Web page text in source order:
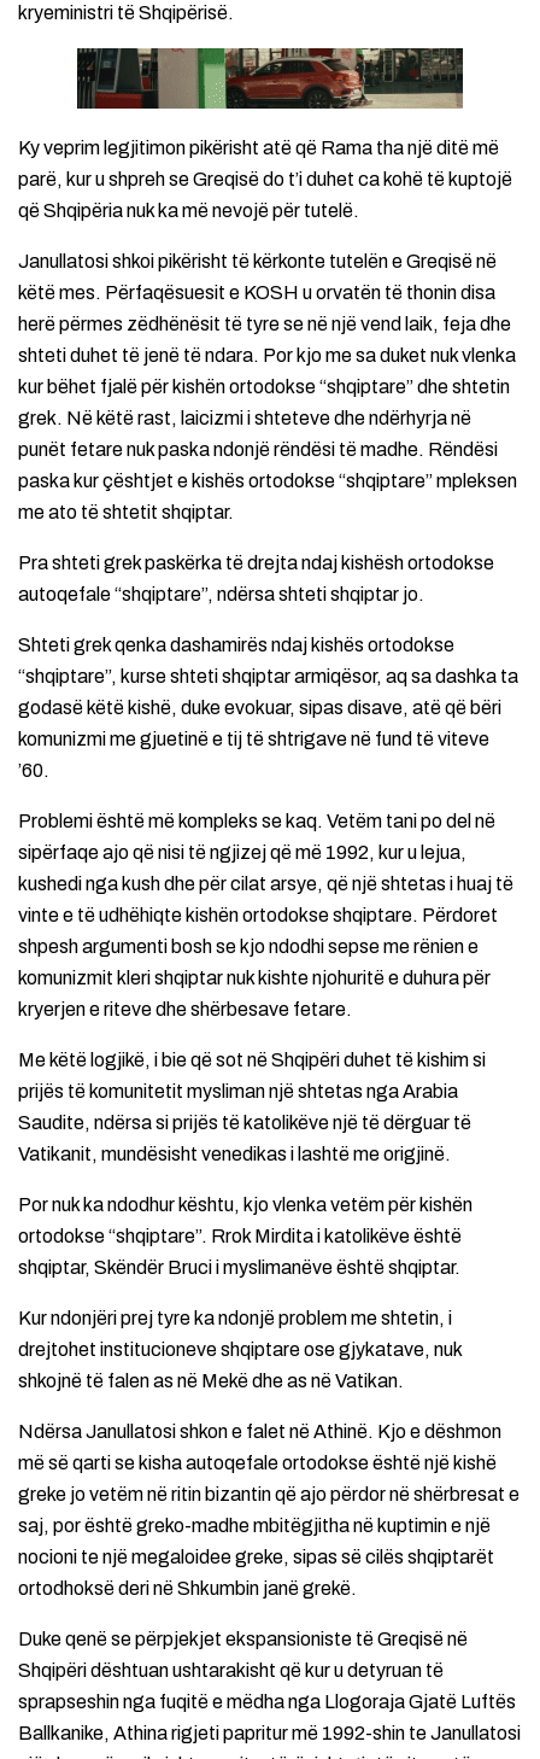
kryeministri të Shqipërisë.
Ky veprim legjitimon pikërisht atë që Rama tha një ditë më
parë, kur u shpreh se Greqisë do t’i duhet ca kohë të kuptojë
që Shqipëria nuk ka më nevojë për tutelë.
Janullatosi shkoi pikërisht të kërkonte tutelën e Greqisë në
këtë mes. Përfaqësuesit e KOSH u orvatën të thonin disa
herë përmes zëdhënësit të tyre se në një vend laik, feja dhe
shteti duhet të jenë të ndara. Por kjo me sa duket nuk vlenka
kur bëhet fjalë për kishën ortodokse “shqiptare” dhe shtetin
grek. Në këtë rast, laicizmi i shteteve dhe ndërhyrja në
punët fetare nuk paska ndonjë rëndësi të madhe. Rëndësi
paska kur çështjet e kishës ortodokse “shqiptare” mpleksen
me ato të shtetit shqiptar.
Pra shteti grek paskërka të drejta ndaj kishësh ortodokse
autoqefale “shqiptare”, ndërsa shteti shqiptar jo.
Shteti grek qenka dashamirës ndaj kishës ortodokse
“shqiptare”, kurse shteti shqiptar armiqësor, aq sa dashka ta
godasë këtë kishë, duke evokuar, sipas disave, atë që bëri
komunizmi me gjuetinë e tij të shtrigave në fund të viteve
’60.
Problemi është më kompleks se kaq. Vetëm tani po del në
sipërfaqe ajo që nisi të ngjizej që më 1992, kur u lejua,
kushedi nga kush dhe për cilat arsye, që një shtetas i huaj të
vinte e të udhëhiqte kishën ortodokse shqiptare. Përdoret
shpesh argumenti bosh se kjo ndodhi sepse me rënien e
komunizmit kleri shqiptar nuk kishte njohuritë e duhura për
kryerjen e riteve dhe shërbesave fetare.
Me këtë logjikë, i bie që sot në Shqipëri duhet të kishim si
prijës të komunitetit mysliman një shtetas nga Arabia
Saudite, ndërsa si prijës të katolikëve një të dërguar të
Vatikanit, mundësisht venedikas i lashtë me origjinë.
Por nuk ka ndodhur kështu, kjo vlenka vetëm për kishën
ortodokse “shqiptare”. Rrok Mirdita i katolikëve është
shqiptar, Skëndër Bruci i myslimanëve është shqiptar.
Kur ndonjëri prej tyre ka ndonjë problem me shtetin, i
drejtohet institucioneve shqiptare ose gjykatave, nuk
shkojnë të falen as në Mekë dhe as në Vatikan.
Ndërsa Janullatosi shkon e falet në Athinë. Kjo e dëshmon
më së qarti se kisha autoqefale ortodokse është një kishë
greke jo vetëm në ritin bizantin që ajo përdor në shërbresat e
saj, por është greko-madhe mbitëgjitha në kuptimin e një
nocioni te një megaloidee greke, sipas së cilës shqiptarët
ortodhoksë deri në Shkumbin janë grekë.
Duke qenë se përpjekjet ekspansioniste të Greqisë në
Shqipëri dështuan ushtarakisht që kur u detyruan të
sprapseshin nga fuqitë e mëdha nga Llogoraja Gjatë Luftës
Ballkanike, Athina rigjeti papritur më 1992-shin te Janullatosi